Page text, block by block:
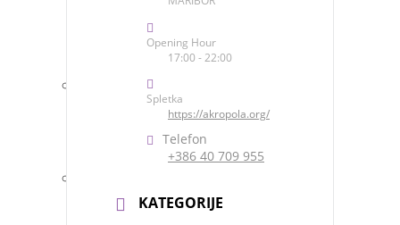
Usta resnice
Pošlji sporočilo vesolju
Poslane prošnje vesolju
Opening Hour
17:00 - 22:00
Spletka
https://akropola.org/
Telefon
+386 40 709 955
KATEGORIJE